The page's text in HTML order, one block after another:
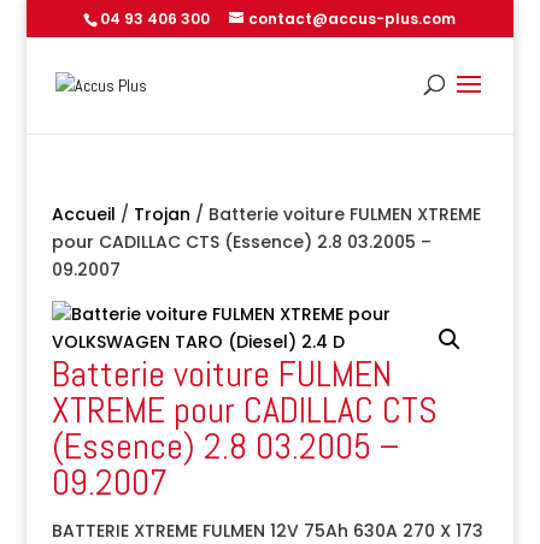
04 93 406 300 contact@accus-plus.com
Accueil / Trojan / Batterie voiture FULMEN XTREME
pour CADILLAC CTS (Essence) 2.8 03.2005 –
09.2007
Batterie voiture FULMEN
XTREME pour CADILLAC CTS
(Essence) 2.8 03.2005 –
09.2007
BATTERIE XTREME FULMEN 12V 75Ah 630A 270 X 173